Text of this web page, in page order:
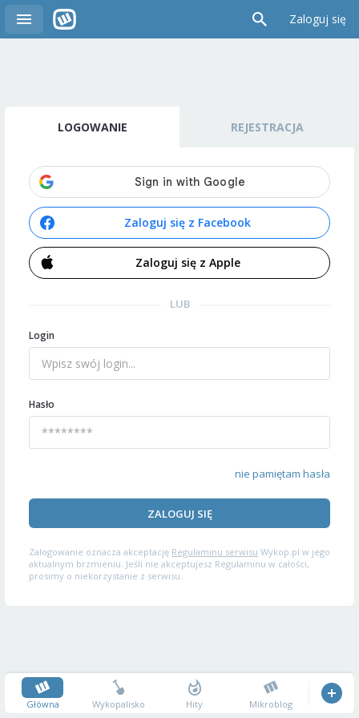
Zaloguj się
LOGOWANIE REJESTRACJA
Zaloguj się z Facebook
Zaloguj się z Apple
LUB
Login
Hasło
nie pamiętam hasła
ZALOGUJ SIĘ
Zalogowanie oznacza akceptację Regulaminu serwisu Wykop.pl w jego
aktualnym brzmieniu. Jeśli nie akceptujesz Regulaminu w całości,
prosimy o niekorzystanie z serwisu.
Główna Wykopalisko Hity Mikroblog